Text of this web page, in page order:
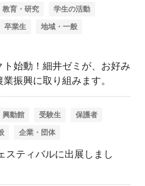
教育・研究 学生の活動
卒業生 地域・一般
始動！細井ゼミが、お好み
振興に取り組みます。
興動館 受験生 保護者
企業・団体
スティバルに出展しまし